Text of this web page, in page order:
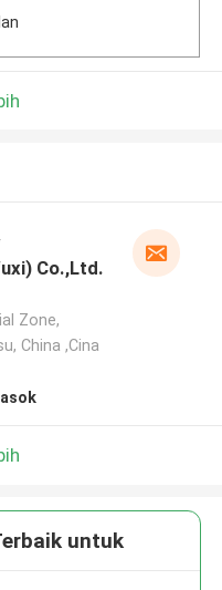
Co.,Ltd.
Zone,
China ,Cina
untuk